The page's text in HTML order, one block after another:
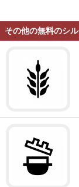
その他の無料のシ